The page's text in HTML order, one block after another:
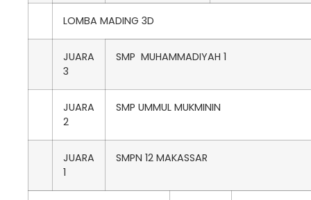
LOMBA MADING 3D
JUARA
3
SMP MUHAMMADIYAH 1
JUARA
2
SMP UMMUL MUKMININ
JUARA
1
SMPN 12 MAKASSAR